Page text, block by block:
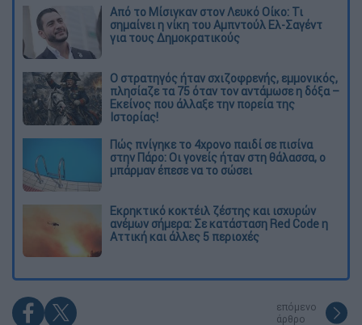
Από το Μίσιγκαν στον Λευκό Οίκο: Τι
σημαίνει η νίκη του Αμπντούλ Ελ-Σαγέντ
για τους Δημοκρατικούς
O στρατηγός ήταν σχιζοφρενής, εμμονικός,
πλησίαζε τα 75 όταν τον αντάμωσε η δόξα –
Εκείνος που άλλαξε την πορεία της
Ιστορίας!
Πώς πνίγηκε το 4χρονο παιδί σε πισίνα
στην Πάρο: Οι γονείς ήταν στη θάλασσα, ο
μπάρμαν έπεσε να το σώσει
Εκρηκτικό κοκτέιλ ζέστης και ισχυρών
ανέμων σήμερα: Σε κατάσταση Red Code η
Αττική και άλλες 5 περιοχές
επόμενο
άρθρο